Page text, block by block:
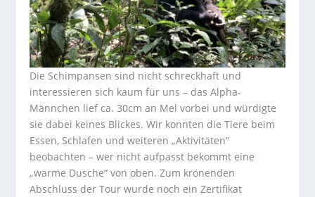
Die Schimpansen sind nicht schreckhaft und
interessieren sich kaum für uns – das Alpha-
Männchen lief ca. 30cm an Mel vorbei und würdigte
sie dabei keines Blickes. Wir konnten die Tiere beim
Essen, Schlafen und weiteren „Aktivitäten“
beobachten – wer nicht aufpasst bekommt eine
„warme Dusche“ von oben. Zum krönenden
Abschluss der Tour wurde noch ein Zertifikat